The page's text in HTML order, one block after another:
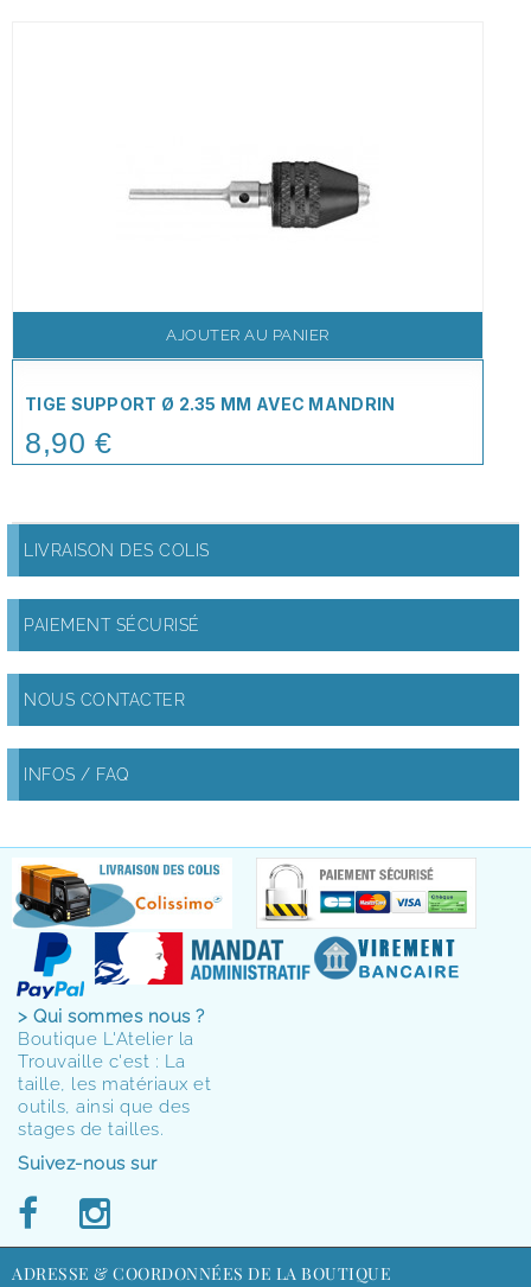
AJOUTER AU PANIER
TIGE SUPPORT Ø 2.35 MM AVEC MANDRIN
Price
8,90 €
LIVRAISON DES COLIS
PAIEMENT SÉCURISÉ
NOUS CONTACTER
INFOS / FAQ
> Qui sommes nous ?
Boutique L'Atelier la
Trouvaille c'est : La
taille, les matériaux et
outils, ainsi que des
stages de tailles.
Suivez-nous sur
ADRESSE & COORDONNÉES DE LA BOUTIQUE